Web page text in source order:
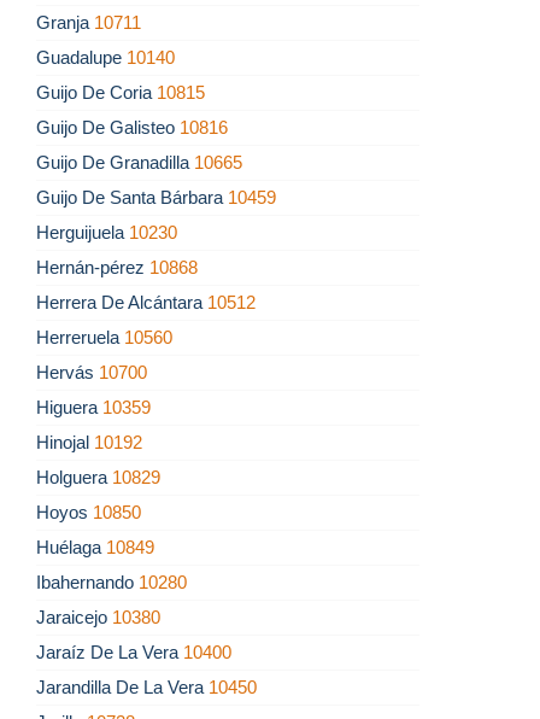
Granja 10711
Guadalupe 10140
Guijo De Coria 10815
Guijo De Galisteo 10816
Guijo De Granadilla 10665
Guijo De Santa Bárbara 10459
Herguijuela 10230
Hernán-pérez 10868
Herrera De Alcántara 10512
Herreruela 10560
Hervás 10700
Higuera 10359
Hinojal 10192
Holguera 10829
Hoyos 10850
Huélaga 10849
Ibahernando 10280
Jaraicejo 10380
Jaraíz De La Vera 10400
Jarandilla De La Vera 10450